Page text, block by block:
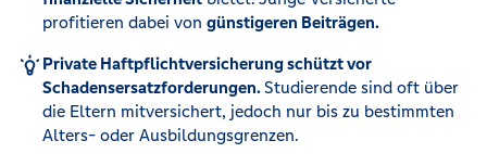
profitieren dabei von günstigeren Beiträgen.
Private Haftpflichtversicherung schützt vor
Schadensersatzforderungen.Studierende sind oft über
die Eltern mitversichert, jedoch nur bis zu bestimmten
Alters- oder Ausbildungsgrenzen.